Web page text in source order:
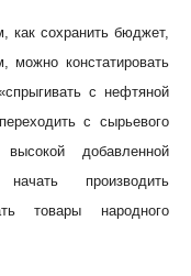
сохранить бюджет,
можно констатировать
с нефтяной
с сырьевого
добавленной
производить
товары народного